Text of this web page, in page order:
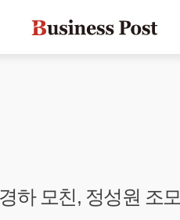
하 모친, 정성원 조모